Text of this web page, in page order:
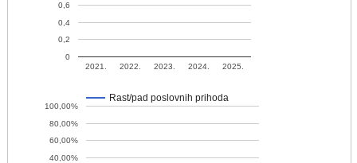
2021. 2022. 2023. 2024. 2025.
0
0,2
0,4
0,6
Rast/pad poslovnih prihoda
40,00%
60,00%
80,00%
100,00%